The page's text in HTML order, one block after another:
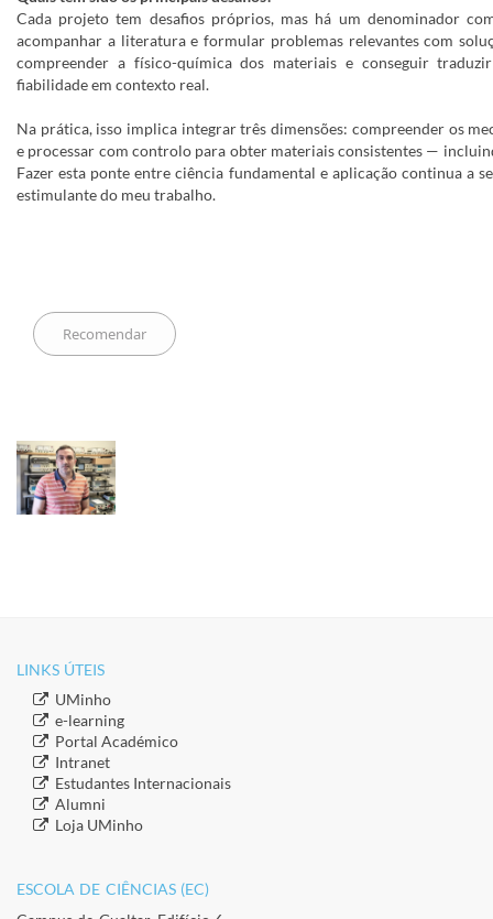
Cada projeto tem desafios próprios, mas há um denominador
acompanhar a literatura e formular problemas relevantes com
compreender a físico-química dos materiais e conseguir
fiabilidade em contexto real.
Na prática, isso implica integrar três dimensões: compreender os
e processar com controlo para obter materiais consistentes —
Fazer esta ponte entre ciência fundamental e aplicação continua a
estimulante do meu trabalho.
LINKS ÚTEIS​
​UMinho
​e-learning
​Portal Académico
​Intranet
​Estudantes Inter​​nacionais
​Alumni
​​Loja UMinho
ESCOLA DE CIÊNCIAS (EC)​